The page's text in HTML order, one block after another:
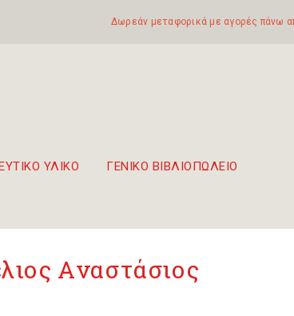
Δωρεάν μεταφορικά με αγορές πάνω
ΥΛΙΚΟ ΓΕΝΙΚΟ ΒΙΒΛΙΟΠΩΛΕΙΟ
Aναστάσιος